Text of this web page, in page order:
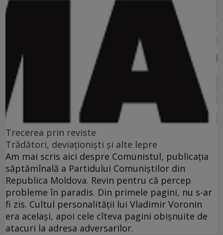
Trecerea prin reviste
Trădători, deviaţionişti şi alte lepre
Am mai scris aici despre Comunistul, publicaţia
săptămînală a Partidului Comuniştilor din
Republica Moldova. Revin pentru că percep
probleme în paradis. Din primele pagini, nu s-ar
fi zis. Cultul personalităţii lui Vladimir Voronin
era acelaşi, apoi cele cîteva pagini obişnuite de
atacuri la adresa adversarilor.